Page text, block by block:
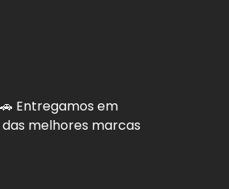
Entregamos em
melhores marcas